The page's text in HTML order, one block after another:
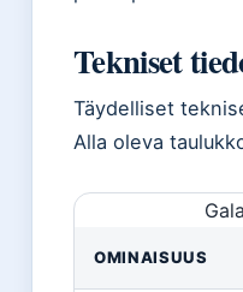
Tekniset
Täydelliset
Alla oleva
OMINAISUUS